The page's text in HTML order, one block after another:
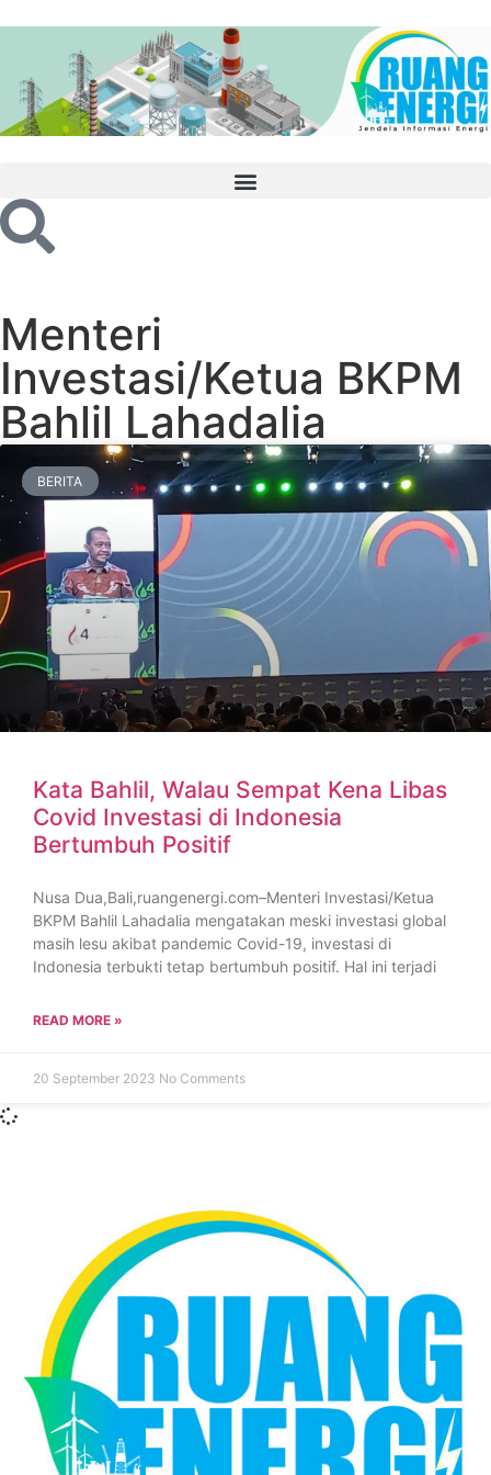
Menteri
Investasi/Ketua BKPM
Bahlil Lahadalia
BERITA
Kata Bahlil, Walau Sempat Kena Libas
Covid Investasi di Indonesia
Bertumbuh Positif
Nusa Dua,Bali,ruangenergi.com–Menteri Investasi/Ketua
BKPM Bahlil Lahadalia mengatakan meski investasi global
masih lesu akibat pandemic Covid-19, investasi di
Indonesia terbukti tetap bertumbuh positif. Hal ini terjadi
READ MORE »
20 September 2023 No Comments